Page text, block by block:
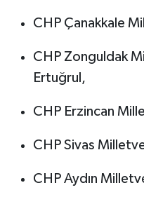
CHP Çanakkale
CHP Zonguldak
Ertuğrul,
CHP Erzincan
CHP Sivas
CHP Aydın